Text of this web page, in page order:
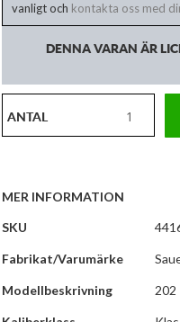
vanligt och kontakta oss med
DENNA VARAN ÄR
ANTAL
MER INFORMATION
Mer
SKU
Fabrikat/Varumärke
Modellbeskrivning 202